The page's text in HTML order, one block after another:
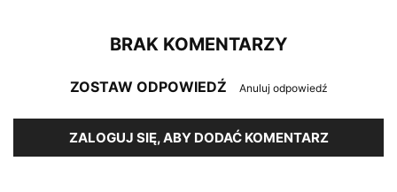
BRAK KOMENTARZY
ZOSTAW ODPOWIEDŹ Anuluj odpowiedź
ZALOGUJ SIĘ, ABY DODAĆ KOMENTARZ